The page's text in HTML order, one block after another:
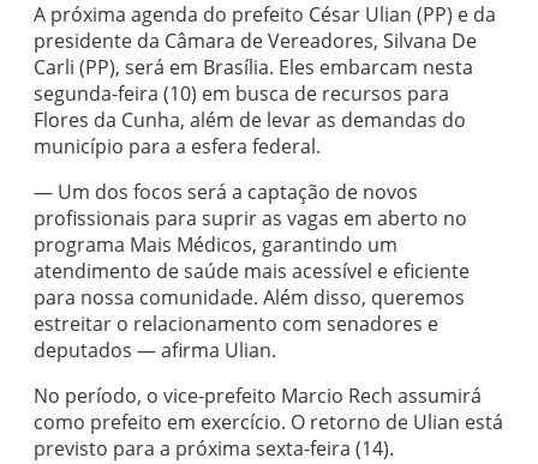
A próxima agenda do prefeito César Ulian (PP) e da
presidente da Câmara de Vereadores, Silvana De
Carli (PP), será em Brasília. Eles embarcam nesta
segunda-feira (10) em busca de recursos para
Flores da Cunha, além de levar as demandas do
município para a esfera federal.
— Um dos focos será a captação de novos
profissionais para suprir as vagas em aberto no
programa Mais Médicos, garantindo um
atendimento de saúde mais acessível e eficiente
para nossa comunidade. Além disso, queremos
estreitar o relacionamento com senadores e
deputados — afirma Ulian.
No período, o vice-prefeito Marcio Rech assumirá
como prefeito em exercício. O retorno de Ulian está
previsto para a próxima sexta-feira (14).